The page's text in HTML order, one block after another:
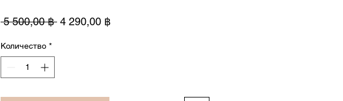
5 500,00 ฿ Обычная
4 290,00 ฿Спеццена
Количество *